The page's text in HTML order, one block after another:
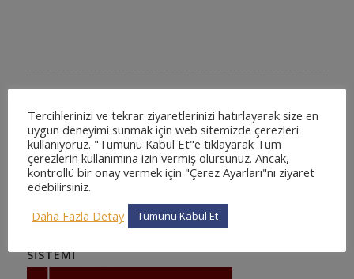
KOLAYOFIS HUKUK OTOMASYON SISTEMI NEDIR
?
En kapsamlı ve en detaylı, kullanımı kolay web tabanlı hukuk
otomasyon sistemi. Sizde binlerce avukatın tercih ettiği ve
güvendiği KolayOfis Hukuk Otomasyon Sistemi 'ne katılın !
SISTEMI
Tercihlerinizi ve tekrar ziyaretlerinizi hatırlayarak size en
uygun deneyimi sunmak için web sitemizde çerezleri
kullanıyoruz. "Tümünü Kabul Et"e tıklayarak Tüm
çerezlerin kullanımına izin vermiş olursunuz. Ancak,
kontrollü bir onay vermek için "Çerez Ayarları"nı ziyaret
edebilirsiniz.
Daha Fazla Detay
Tümünü Kabul Et